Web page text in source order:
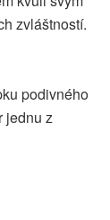
zvláštností.
podivného
jednu z